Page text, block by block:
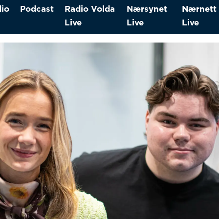
Podcast
Radio Volda
Live
Nærsynet
Live
Nærnett
Live